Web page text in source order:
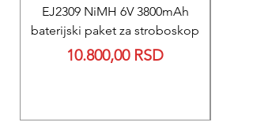
EJ2309 NiMH 6V 3800mAh
baterijski paket za stroboskop
Price
10.800,00 RSD